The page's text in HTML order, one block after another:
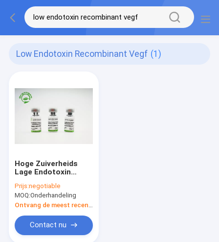
Low Endotoxin Recombinant Vegf (1)
Hoge Zuiverheids
Lage Endotoxin
CAS No. 127464-60-2
Prijs:negotiable
MOQ:Onderhandeling
Contact nu